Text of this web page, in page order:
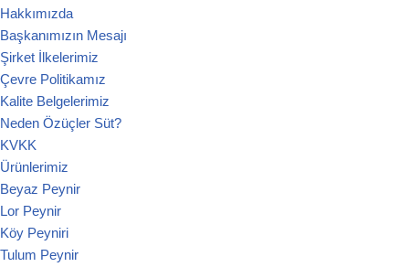
Hakkımızda
Başkanımızın Mesajı
Şirket İlkelerimiz
Çevre Politikamız
Kalite Belgelerimiz
Neden Özüçler Süt?
KVKK
Ürünlerimiz
Beyaz Peynir
Lor Peynir
Köy Peyniri
Tulum Peynir